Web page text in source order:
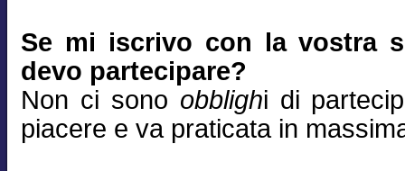
Se mi iscrivo con la vostra
devo partecipare?
Non ci sono obblighi di
piacere e va praticata in